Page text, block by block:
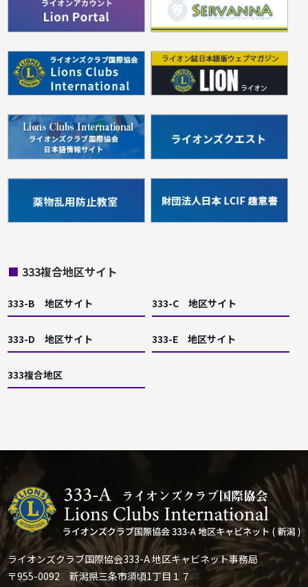
■ 333複合地区サイト
333-B 地区サイト 333-C 地区サイト
333-D 地区サイト 333-E 地区サイト
333複合地区
ライオンズクラブ国際協会333-A 地区キャビネット事務局
〒955-0092 新潟県三条市須頃1丁目１７